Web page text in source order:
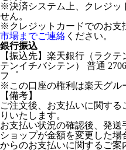
※決済システム上、クレジッ
せん。
※クレジットカードでのお支
市場までご連絡 ください。
銀行振込
【振込先】楽天銀行（ラク
テンイチバシテン） 普通
フ゜
※この口座の権利は楽天グル
【備考】
ご注文後、お支払いに関す
りいたします。
お支払い状況の確認後、発送
ショップが金額を変更した
からのお支払いに関するご案